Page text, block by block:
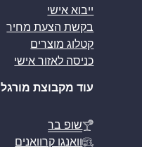
ייבוא אישי
בקשת הצעת מחיר
קטלוג מוצרים
כניסה לאזור אישי
עוד מקבוצת מורגל
שופ בר
וואנגו קרוואנים